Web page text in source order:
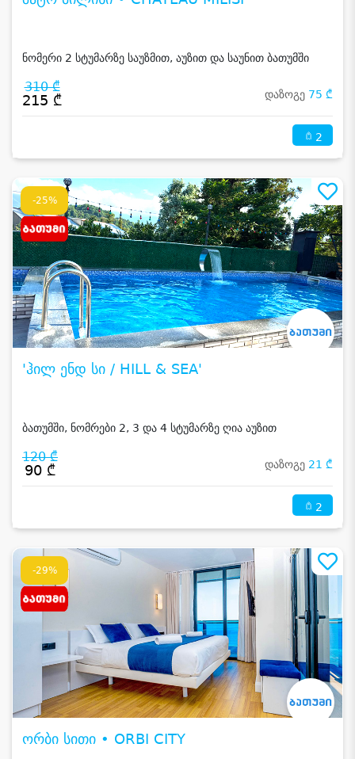
ნომერი 2 სტუმარზე საუზმით, აუზით და საუნით ბათუმში
310 ₾
215 ₾ დაზოგე 75 ₾
2
-25%
'ჰილ ენდ სი / HILL & SEA'
ბათუმში, ნომრები 2, 3 და 4 სტუმარზე ღია აუზით
120 ₾
90 ₾ დაზოგე 21 ₾
2
-29%
ორბი სითი • ORBI CITY